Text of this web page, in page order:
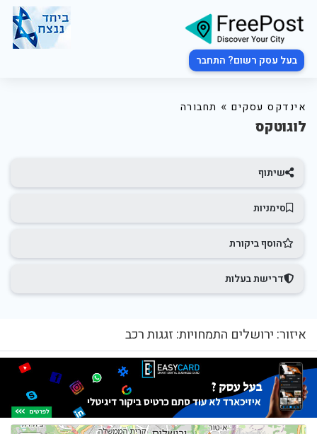
בעל עסק רשום? התחבר
אינדקס עסקים » תחבורה
לוגוטקס
שיתוף
סימניות
הוסף ביקורת
דרישת בעלות
איזור: ירושלים התמחויות: זגגות רכב